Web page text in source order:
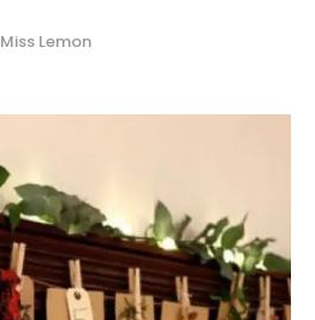
Miss Lemon